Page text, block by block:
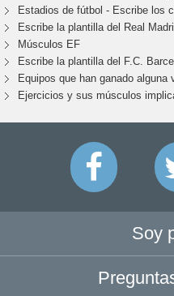
Estadios de fútbol - Escribe los
Escribe la plantilla del Real
Músculos EF
Escribe la plantilla del F.C.
Equipos que han ganado
Ejercicios y sus músculos
Soy